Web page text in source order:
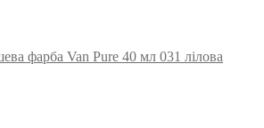
фарба Van Pure 40 мл 031 лілова